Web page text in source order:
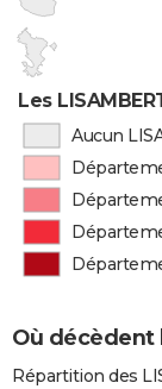
Les
Aucun
Où décèdent
Répartition des